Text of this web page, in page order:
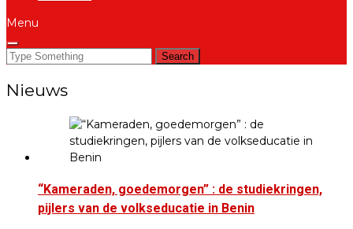
Menu
Search
Nieuws
“Kameraden, goedemorgen” : de studiekringen,
pijlers van de volkseducatie in Benin